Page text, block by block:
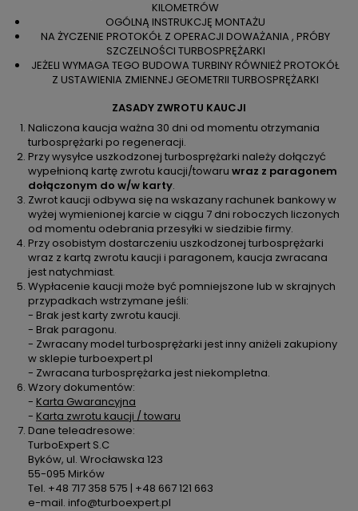
KILOMETRÓW
OGÓLNĄ INSTRUKCJĘ MONTAŻU
NA ŻYCZENIE PROTOKÓŁ Z OPERACJI DOWAŻANIA , PRÓBY
SZCZELNOŚCI TURBOSPRĘŻARKI
JEŻELI WYMAGA TEGO BUDOWA TURBINY RÓWNIEŻ PROTOKÓŁ
Z USTAWIENIA ZMIENNEJ GEOMETRII TURBOSPRĘŻARKI
ZASADY ZWROTU KAUCJI
Naliczona kaucja ważna 30 dni od momentu otrzymania
turbosprężarki po regeneracji.
Przy wysyłce uszkodzonej turbosprężarki należy dołączyć
wypełnioną kartę zwrotu kaucji/towaru wraz z paragonem
dołączonym do w/w karty.
Zwrot kaucji odbywa się na wskazany rachunek bankowy w
wyżej wymienionej karcie w ciągu 7 dni roboczych liczonych
od momentu odebrania przesyłki w siedzibie firmy.
Przy osobistym dostarczeniu uszkodzonej turbosprężarki
wraz z kartą zwrotu kaucji i paragonem, kaucja zwracana
jest natychmiast.
Wypłacenie kaucji może być pomniejszone lub w skrajnych
przypadkach wstrzymane jeśli:
- Brak jest karty zwrotu kaucji.
- Brak paragonu.
- Zwracany model turbosprężarki jest inny aniżeli zakupiony
w sklepie turboexpert.pl
- Zwracana turbosprężarka jest niekompletna.
Wzory dokumentów:
- Karta Gwarancyjna
- Karta zwrotu kaucji / towaru
Dane teleadresowe:
TurboExpert S.C
Byków, ul. Wrocławska 123
55-095 Mirków
Tel. +48 717 358 575 | +48 667 121 663
e-mail. info@turboexpert.pl